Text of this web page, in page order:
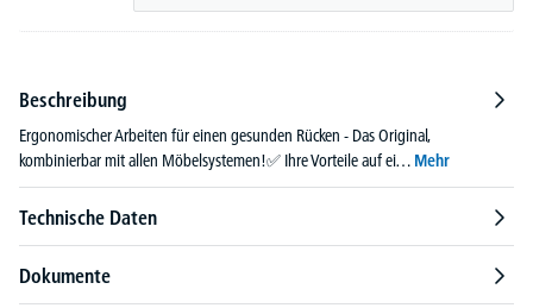
Beschreibung
Ergonomischer Arbeiten für einen gesunden Rücken - Das Original,
kombinierbar mit allen Möbelsystemen!✅ Ihre Vorteile auf ei… Mehr
Technische Daten
Dokumente